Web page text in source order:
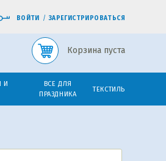
ВОЙТИ / ЗАРЕГИСТРИРОВАТЬСЯ
Корзина пуста
И
ВСЕ ДЛЯ
ПРАЗДНИКА
ТЕКСТИЛЬ